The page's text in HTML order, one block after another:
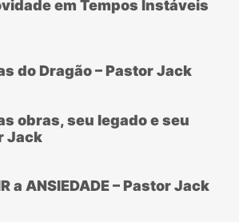
em Tempos Instáveis
do Dragão – Pastor Jack
obras, seu legado e seu
Jack
a ANSIEDADE – Pastor Jack